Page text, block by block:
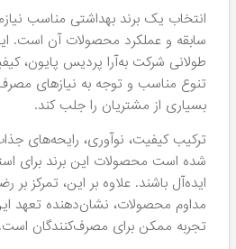
انتخاب یک برند بهداشتی مناسب
سابقه و عملکرد محصولات آن است. این
طولانی شرکت به‌آرا پردیس پایون،
تنوع مناسب و توجه به نیازهای
بسیاری از مشتریان را جلب کند.
ترکیب کیفیت، نوآوری، رایحه‌های
شده است محصولات این برند برای
ایده‌آل باشند. علاوه بر این، تمرکز
مداوم محصولات، نشان‌دهنده تعهد این
تجربه ممکن برای مصرف‌کنندگان است.